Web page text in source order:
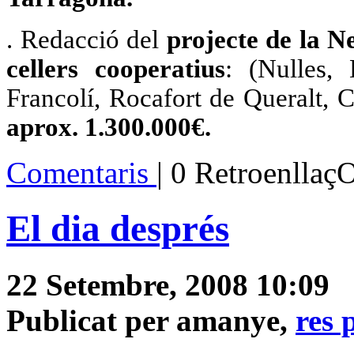
. Redacció del projecte de la
cellers cooperatius: (Nulles,
Francolí, Rocafort de Queralt,
aprox. 1.300.000€.
Comentaris | 0
El dia després
22 Setembre, 2008 10:09
Publicat per amanye, res